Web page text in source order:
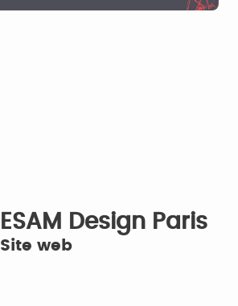
ESAM Design Paris
Site web